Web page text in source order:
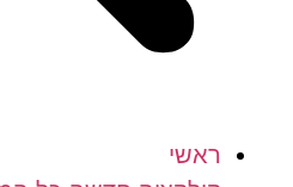
ראשי